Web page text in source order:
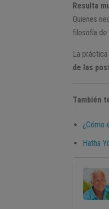
Resulta
Quienes
filosofía de
La
de las
También
¿Cómo
Hatha